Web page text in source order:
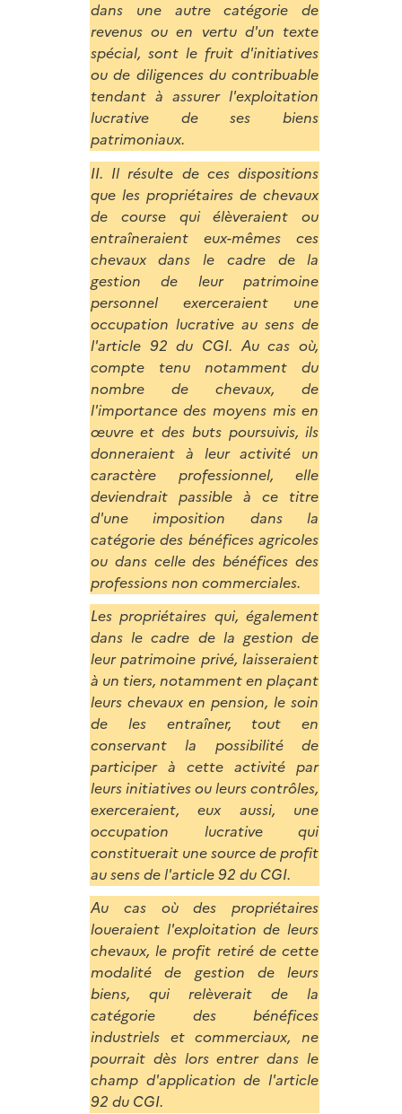
dans une autre catégorie de
revenus ou en vertu d'un texte
spécial, sont le fruit d'initiatives
ou de diligences du contribuable
tendant à assurer l'exploitation
lucrative de ses biens
patrimoniaux.
II. Il résulte de ces dispositions
que les propriétaires de chevaux
de course qui élèveraient ou
entraîneraient eux-mêmes ces
chevaux dans le cadre de la
gestion de leur patrimoine
personnel exerceraient une
occupation lucrative au sens de
l'article 92 du CGI. Au cas où,
compte tenu notamment du
nombre de chevaux, de
l'importance des moyens mis en
œuvre et des buts poursuivis, ils
donneraient à leur activité un
caractère professionnel, elle
deviendrait passible à ce titre
d'une imposition dans la
catégorie des bénéfices agricoles
ou dans celle des bénéfices des
professions non commerciales.
Les propriétaires qui, également
dans le cadre de la gestion de
leur patrimoine privé, laisseraient
à un tiers, notamment en plaçant
leurs chevaux en pension, le soin
de les entraîner, tout en
conservant la possibilité de
participer à cette activité par
leurs initiatives ou leurs contrôles,
exerceraient, eux aussi, une
occupation lucrative qui
constituerait une source de profit
au sens de l'article 92 du CGI.
Au cas où des propriétaires
loueraient l'exploitation de leurs
chevaux, le profit retiré de cette
modalité de gestion de leurs
biens, qui relèverait de la
catégorie des bénéfices
industriels et commerciaux, ne
pourrait dès lors entrer dans le
champ d'application de l'article
92 du CGI.